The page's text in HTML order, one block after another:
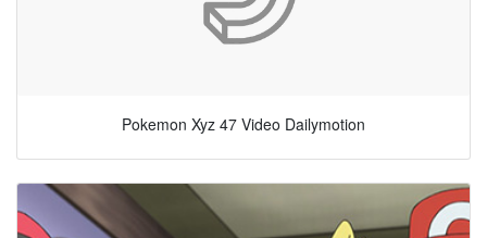
Pokemon Xyz 47 Video Dailymotion